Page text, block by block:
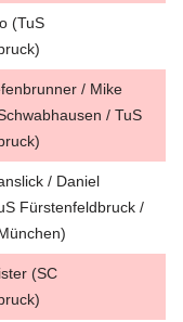
(TuS
/ Mike
/ TuS
/ Daniel
Fürstenfeldbruck /
(SC